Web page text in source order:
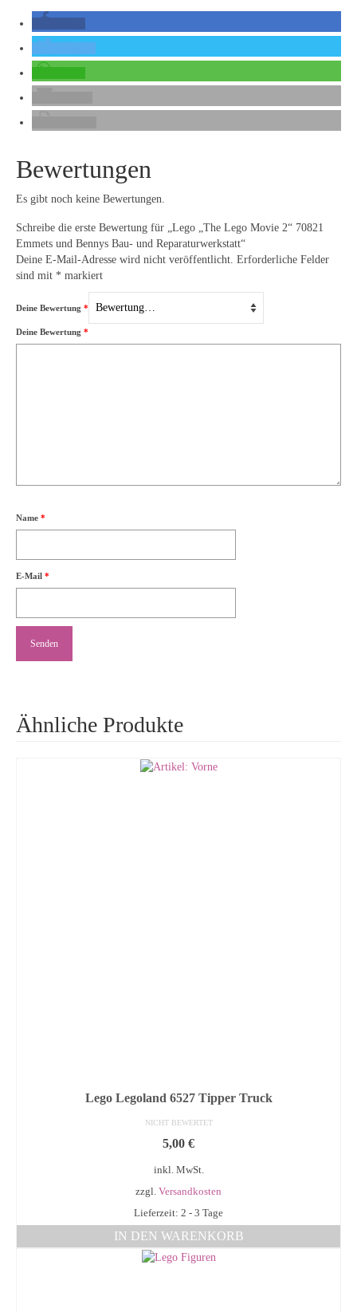
Bewertungen
Es gibt noch keine Bewertungen.
Schreibe die erste Bewertung für „Lego „The Lego Movie 2“ 70821
Emmets und Bennys Bau- und Reparaturwerkstatt“
Deine E-Mail-Adresse wird nicht veröffentlicht. Erforderliche Felder
sind mit * markiert
Deine Bewertung *
Deine Bewertung *
Name *
E-Mail *
Ähnliche Produkte
Lego Legoland 6527 Tipper Truck
NICHT BEWERTET
5,00 €
inkl. MwSt.
zzgl. Versandkosten
Lieferzeit: 2 - 3 Tage
IN DEN WARENKORB